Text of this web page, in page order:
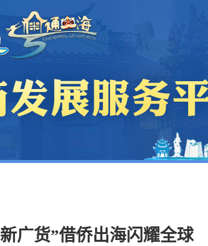
广货”借侨出海闪耀全球